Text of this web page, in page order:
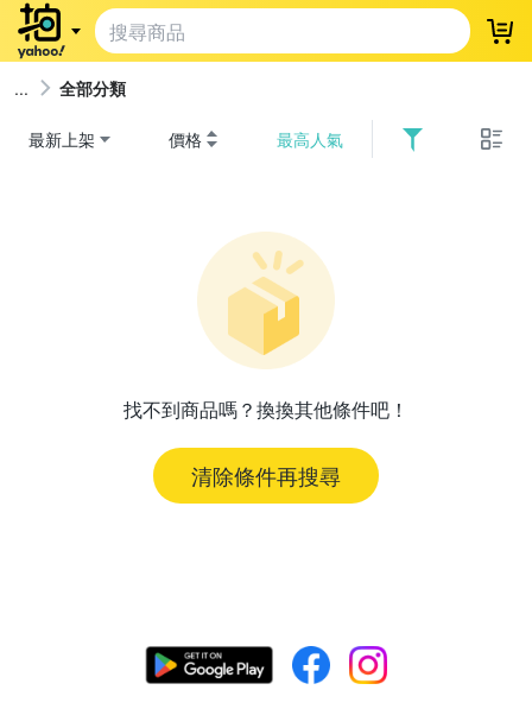
登
全部分類
最新上架 價格 最高人氣
找不到商品嗎？換換其他條件吧！
清除條件再搜尋